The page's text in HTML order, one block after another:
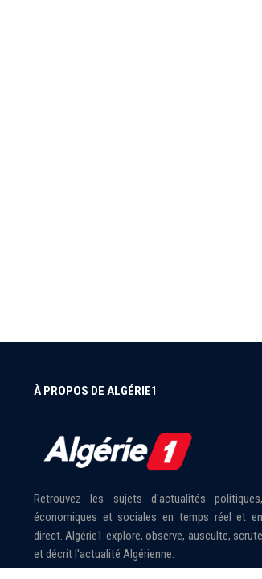
À PROPOS DE ALGÉRIE1
Retrouvez les sujets d'actualités politiques,
économiques et sociales en temps réel et en
direct. Algérie1 explore, observe, ausculte, scrute
et décrit l'actualité Algérienne.